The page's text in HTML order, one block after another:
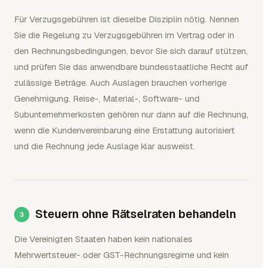
Für Verzugsgebühren ist dieselbe Disziplin nötig. Nennen
Sie die Regelung zu Verzugsgebühren im Vertrag oder in
den Rechnungsbedingungen, bevor Sie sich darauf stützen,
und prüfen Sie das anwendbare bundesstaatliche Recht auf
zulässige Beträge. Auch Auslagen brauchen vorherige
Genehmigung. Reise-, Material-, Software- und
Subunternehmerkosten gehören nur dann auf die Rechnung,
wenn die Kundenvereinbarung eine Erstattung autorisiert
und die Rechnung jede Auslage klar ausweist.
Steuern ohne Rätselraten behandeln
Die Vereinigten Staaten haben kein nationales
Mehrwertsteuer- oder GST-Rechnungsregime und kein